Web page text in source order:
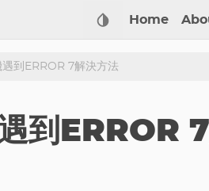
Home
到ERROR 7解決方法
到ERROR